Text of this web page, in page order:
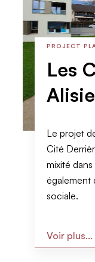
PROJECT
Les
Le projet
Cité
mixité
également
sociale.
Voir plus...